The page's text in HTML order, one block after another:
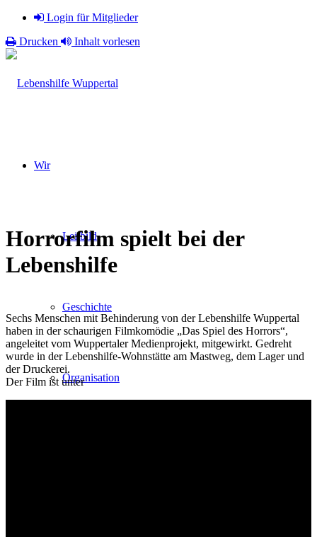
Login für Mitglieder
Drucken
Inhalt vorlesen
Wir
Leitbild
Geschichte
Organisation
Horrorfilm spielt bei der
Lebenshilfe
Sechs Menschen mit Behinderung von der Lebenshilfe Wuppertal
haben in der schaurigen Filmkomödie „Das Spiel des Horrors“,
angeleitet vom Wuppertaler Medienprojekt, mitgewirkt. Gedreht
wurde in der Lebenshilfe-Wohnstätte am Mastweg, dem Lager und
der Druckerei.
Der Film ist unter